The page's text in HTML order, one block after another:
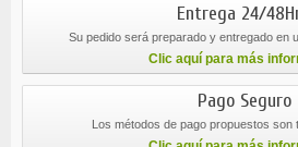
Entrega 24/
Su pedido será preparado y entregado en
Clic aquí para más
Pago Seguro
Los métodos de pago propuestos son